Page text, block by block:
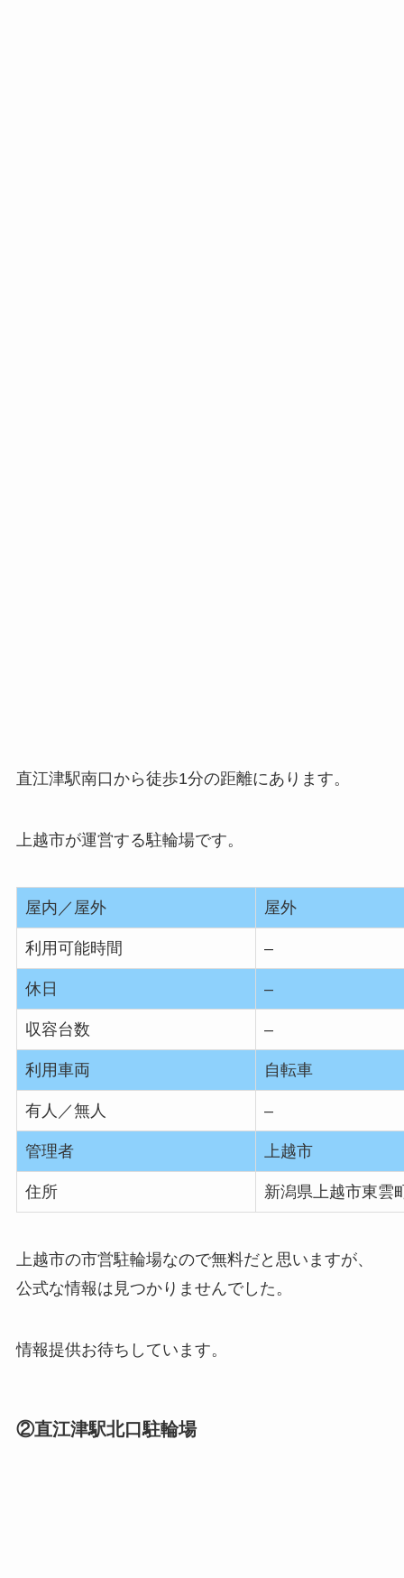
直江津駅南口から徒歩1分の距離にあります。
上越市が運営する駐輪場です。
屋内／屋外 屋外
利用可能時間 –
休日 –
収容台数 –
利用車両 自転車
有人／無人 –
管理者 上越市
住所 新潟県上越市東雲
上越市の市営駐輪場なので無料だと思いますが、
公式な情報は見つかりませんでした。
情報提供お待ちしています。
②直江津駅北口駐輪場